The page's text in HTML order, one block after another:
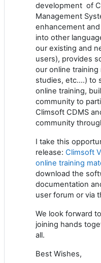
development of
Management
enhancement
into other
our existing and
users), provides
our online training
studies, etc.…) to
online training,
community to
Climsoft CDMS
community
I take this
release: Climsoft
online training
download the
documentation
user forum or via
We look forward
joining hands
all.
Best Wishes,